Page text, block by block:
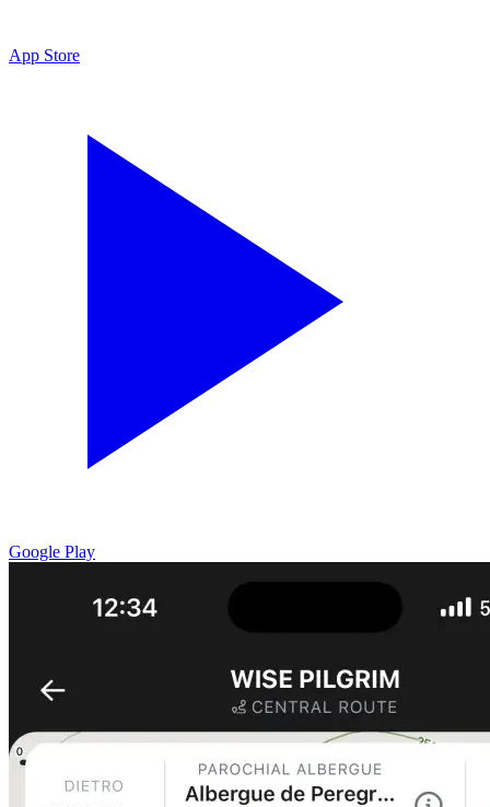
App Store
Google Play